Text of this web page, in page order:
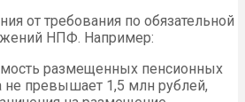
от требования по обязательной
НПФ. Например:
размещенных пенсионных
превышает 1,5 млн рублей,